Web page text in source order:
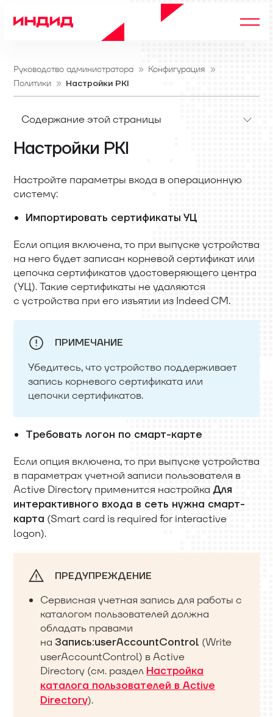
Руководство администратора
Конфигурация
Политики
Настройки PKI
Содержание этой страницы
Настройки PKI
Настройте параметры входа в операционную
систему:
Импортировать сертификаты УЦ
Если опция включена, то при выпуске устройства
на него будет записан корневой сертификат или
цепочка сертификатов удостоверяющего центра
(УЦ). Такие сертификаты не удаляются
с устройства при его изъятии из Indeed CM.
ПРИМЕЧАНИЕ
Убедитесь, что устройство поддерживает
запись корневого сертификата или
цепочки сертификатов.
Требовать логон по смарт-карте
Если опция включена, то при выпуске устройства
в параметрах учетной записи пользователя в
Active Directory применится настройка Для
интерактивного входа в сеть нужна смарт-
карта (Smart card is required for interactive
logon).
ПРЕДУПРЕЖДЕНИЕ
Сервисная учетная запись для работы с
каталогом пользователей должна
обладать правами
на Запись:userAccountControl (Write
userAccountControl) в Active
Directory (см. раздел Настройка
каталога пользователей в Active
Directory).